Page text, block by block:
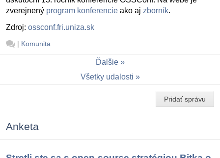
zverejnený program konferencie ako aj zborník.
Zdroj: ossconf.fri.uniza.sk
| Komunita
Ďalšie
Všetky udalosti
Pridať správu
Anketa